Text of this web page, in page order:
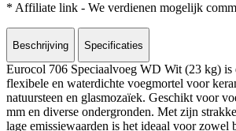
* Affiliate link - We verdienen mogelijk
Beschrijving Specificaties
Eurocol 706 Speciaalvoeg WD Wit (23 kg) is
flexibele en waterdichte voegmortel voor
natuursteen en glasmozaïek. Geschikt voor
mm en diverse ondergronden. Met zijn
lage emissiewaarden is het ideaal voor zowel